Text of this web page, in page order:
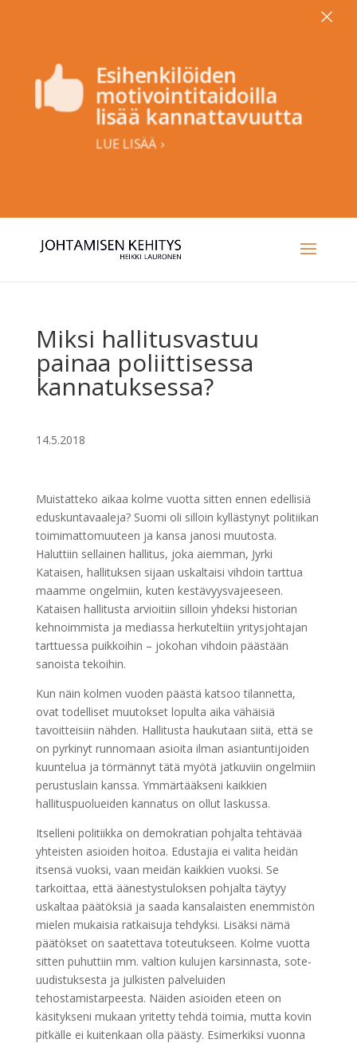
Miksi hallitusvastuu
painaa poliittisessa
kannatuksessa?
14.5.2018
Muistatteko aikaa kolme vuotta sitten ennen edellisiä
eduskuntavaaleja? Suomi oli silloin kyllästynyt politiikan
toimimattomuuteen ja kansa janosi muutosta.
Haluttiin sellainen hallitus, joka aiemman, Jyrki
Kataisen, hallituksen sijaan uskaltaisi vihdoin tarttua
maamme ongelmiin, kuten kestävyysvajeeseen.
Kataisen hallitusta arvioitiin silloin yhdeksi historian
kehnoimmista ja mediassa herkuteltiin yritysjohtajan
tarttuessa puikkoihin – jokohan vihdoin päästään
sanoista tekoihin.
Kun näin kolmen vuoden päästä katsoo tilannetta,
ovat todelliset muutokset lopulta aika vähäisiä
tavoitteisiin nähden. Hallitusta haukutaan siitä, että se
on pyrkinyt runnomaan asioita ilman asiantuntijoiden
kuuntelua ja törmännyt tätä myötä jatkuviin ongelmiin
perustuslain kanssa. Ymmärtääkseni kaikkien
hallituspuolueiden kannatus on ollut laskussa.
Itselleni politiikka on demokratian pohjalta tehtävää
yhteisten asioiden hoitoa. Edustajia ei valita heidän
itsensä vuoksi, vaan meidän kaikkien vuoksi. Se
tarkoittaa, että äänestystuloksen pohjalta täytyy
uskaltaa päätöksiä ja saada kansalaisten enemmistön
mielen mukaisia ratkaisuja tehdyksi. Lisäksi nämä
päätökset on saatettava toteutukseen. Kolme vuotta
sitten puhuttiin mm. valtion kulujen karsinnasta, sote-
uudistuksesta ja julkisten palveluiden
tehostamistarpeesta. Näiden asioiden eteen on
käsitykseni mukaan yritetty tehdä toimia, mutta kovin
pitkälle ei kuitenkaan olla päästy. Esimerkiksi vuonna
 Esihenkilöiden
motivointitaidoilla
lisää kannattavuutta
LUE LISÄÄ ›
×